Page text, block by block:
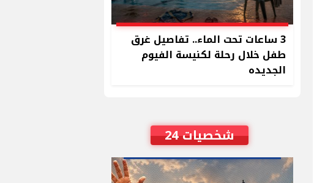
3 ساعات تحت الماء.. تفاصيل غرق
طفل خلال رحلة لكنيسة الفيوم
الجديده
شخصيات 24